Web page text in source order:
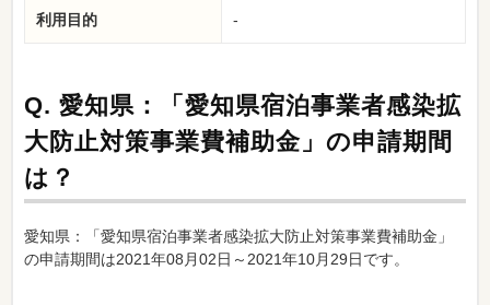
利用目的 -
Q. 愛知県：「愛知県宿泊事業者感染拡
大防止対策事業費補助金」の申請期間
は？
愛知県：「愛知県宿泊事業者感染拡大防止対策事業費補助金」
の申請期間は2021年08月02日～2021年10月29日です。